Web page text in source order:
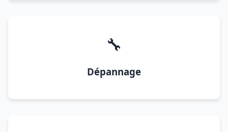
🔧
Dépannage